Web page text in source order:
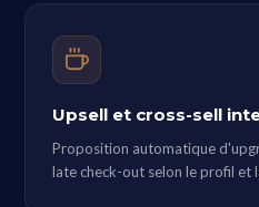
Upsell et cross-sell
Proposition automatique
late check-out selon le profil et